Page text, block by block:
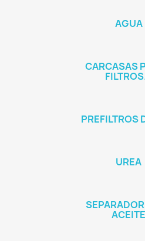
AGUA
CARCASAS
PREFILTROS
UREA
ACEITE